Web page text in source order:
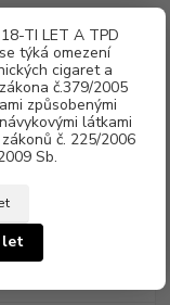
TI LET A TPD
týká omezení
cigaret a
č.379/2005
způsobenými
látkami
č. 225/2006
Sb.
let
Menu
za0 Kč